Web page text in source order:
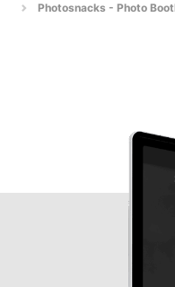
Photosnacks - Photo